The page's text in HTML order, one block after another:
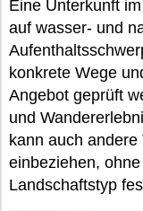
Eine Unterkunft
auf wasser- und
konkrete Wege
Angebot geprüft
und
kann auch
einbeziehen,
Landschaftstyp